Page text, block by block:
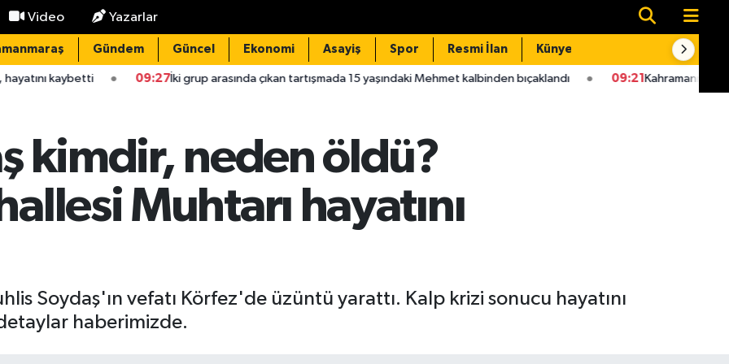
Video Yazarlar
Gündem Güncel Ekonomi Asayiş Spor Resmi İlan Künye
09:27İki grup arasında çıkan tartışmada 15 yaşındaki Mehmet kalbinden bıçaklandı 09:21Kahramanmaraş'ta bazı yollar
kimdir, neden öldü?
Muhtarı hayatını
Soydaş'ın vefatı Körfez'de üzüntü yarattı. Kalp krizi sonucu hayatını
haberimizde.